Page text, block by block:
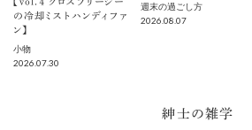
の冷却ミストハンディファ
ン】
小物
2026.07.30
週末の過ごし方
2026.08.07
紳士の雑学